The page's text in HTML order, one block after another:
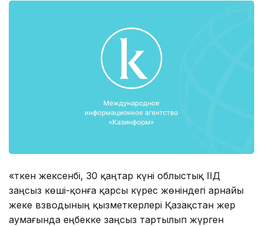
«Өткен жексенбі, 30 қаңтар күні облыстық ІІД
заңсыз көші-қонға қарсы күрес жөніндегі арнайы
жеке взводының қызметкерлері Қазақстан жер
аумағында еңбекке заңсыз тартылып жүрген